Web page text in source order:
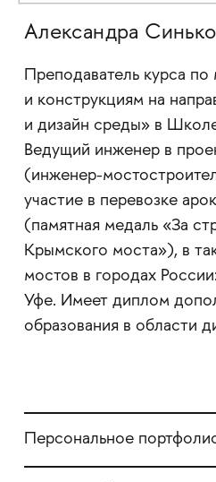
Александра
Преподаватель курса по
и конструкциям на
и дизайн среды» в
Ведущий инженер в
(инженер-
участие в перевозке
(памятная медаль «За
Крымского моста»), в
мостов в городах
Уфе. Имеет диплом
образования в области
Персональное